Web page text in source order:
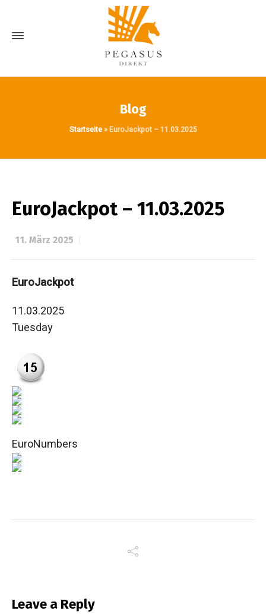
Blog
Startseite»EuroJackpot – 11.03.2025
EuroJackpot – 11.03.2025
11. März 2025
EuroJackpot
11.03.2025
Tuesday
EuroNumbers
Leave a Reply